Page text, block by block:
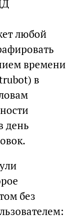
любой
времени
в
день
без